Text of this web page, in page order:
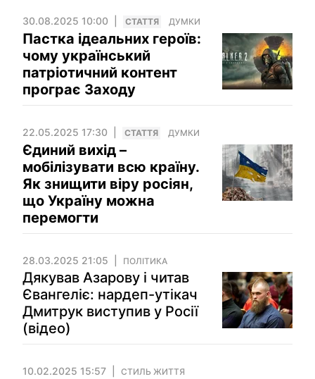
30.08.2025 10:00 СТАТТЯ ДУМКИ
Пастка ідеальних героїв:
чому український
патріотичний контент
програє Заходу
22.05.2025 17:30 СТАТТЯ ДУМКИ
Єдиний вихід –
мобілізувати всю країну.
Як знищити віру росіян,
що Україну можна
перемогти
28.03.2025 21:05 ПОЛІТИКА
Дякував Азарову і читав
Євангеліє: нардеп-утікач
Дмитрук виступив у Росії
(відео)
10.02.2025 15:57 СТИЛЬ ЖИТТЯ